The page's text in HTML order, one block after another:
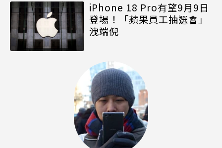
iPhone 18 Pro有望9月9日
登場！「蘋果員工抽選會」
洩端倪